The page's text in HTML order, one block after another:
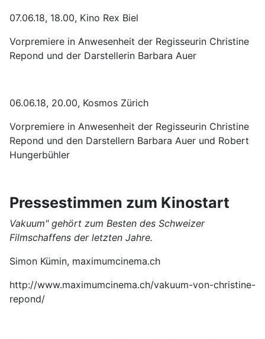
07.06.18, 18.00, Kino Rex Biel
Vorpremiere in Anwesenheit der Regisseurin Christine
Repond und der Darstellerin Barbara Auer
06.06.18, 20.00, Kosmos Zürich
Vorpremiere in Anwesenheit der Regisseurin Christine
Repond und den Darstellern Barbara Auer und Robert
Hungerbühler
Pressestimmen zum Kinostart
Vakuum" gehört zum Besten des Schweizer
Filmschaffens der letzten Jahre.
Simon Kümin, maximumcinema.ch
http://www.maximumcinema.ch/vakuum-von-christine-
repond/